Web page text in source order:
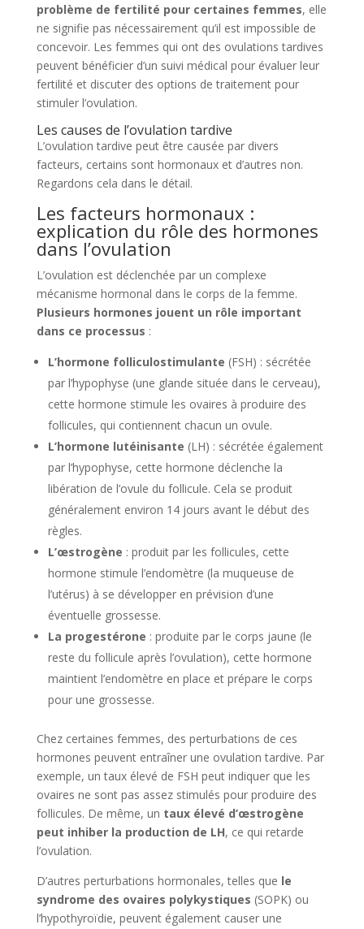
problème de fertilité pour certaines femmes, elle
ne signifie pas nécessairement qu’il est impossible de
concevoir. Les femmes qui ont des ovulations tardives
peuvent bénéficier d’un suivi médical pour évaluer leur
fertilité et discuter des options de traitement pour
stimuler l’ovulation.
Les causes de l’ovulation tardive
L’ovulation tardive peut être causée par divers
facteurs, certains sont hormonaux et d’autres non.
Regardons cela dans le détail.
Les facteurs hormonaux :
explication du rôle des hormones
dans l’ovulation
L’ovulation est déclenchée par un complexe
mécanisme hormonal dans le corps de la femme.
Plusieurs hormones jouent un rôle important
dans ce processus :
L’hormone folliculostimulante (FSH) : sécrétée
par l’hypophyse (une glande située dans le cerveau),
cette hormone stimule les ovaires à produire des
follicules, qui contiennent chacun un ovule.
L’hormone lutéinisante (LH) : sécrétée également
par l’hypophyse, cette hormone déclenche la
libération de l’ovule du follicule. Cela se produit
généralement environ 14 jours avant le début des
règles.
L’œstrogène : produit par les follicules, cette
hormone stimule l’endomètre (la muqueuse de
l’utérus) à se développer en prévision d’une
éventuelle grossesse.
La progestérone : produite par le corps jaune (le
reste du follicule après l’ovulation), cette hormone
maintient l’endomètre en place et prépare le corps
pour une grossesse.
Chez certaines femmes, des perturbations de ces
hormones peuvent entraîner une ovulation tardive. Par
exemple, un taux élevé de FSH peut indiquer que les
ovaires ne sont pas assez stimulés pour produire des
follicules. De même, un taux élevé d’œstrogène
peut inhiber la production de LH, ce qui retarde
l’ovulation.
D’autres perturbations hormonales, telles que le
syndrome des ovaires polykystiques (SOPK) ou
l’hypothyroïdie, peuvent également causer une